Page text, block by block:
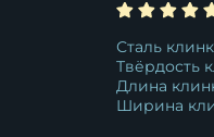
Сталь
Твёрдость
Длина
Ширина